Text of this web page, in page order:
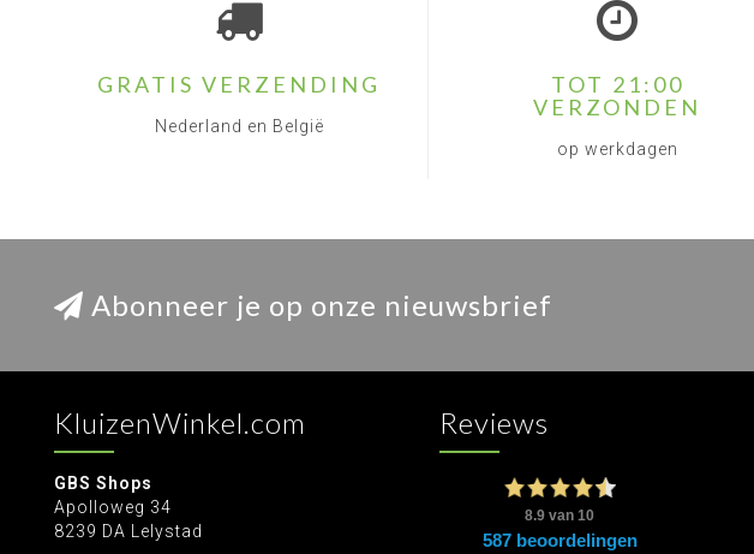
GRATIS VERZENDING
Nederland en België
TOT 21:00
VERZONDEN
op werkdagen
Abonneer je op onze nieuwsbrief
KluizenWinkel.com
GBS Shops
Apolloweg 34
8239 DA Lelystad
Reviews